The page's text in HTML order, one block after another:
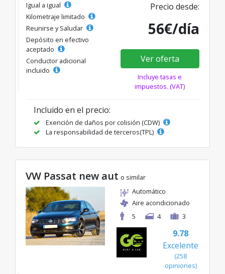
Igual a igual
Kilometraje limitado
Reunirse y Saludar
Depósito en efectivo
aceptado
Conductor adicional
incluido
Precio desde:
56€/día
Ver oferta
Incluye tasas e
impuestos. (VAT)
Incluido en el precio:
Exención de daños por colisión (CDW)
La responsabilidad de terceros(TPL)
VW Passat new aut o similar
Automático
Aire acondicionado
5
4 3
9.78
Excelente
(258
opiniones)